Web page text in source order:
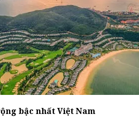
bậc nhất Việt Nam